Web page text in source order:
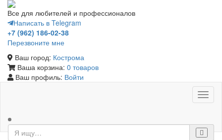
Все для любителей и профессионалов
Написать в Telegram
+7 (962) 186-02-38
Перезвоните мне
Ваш город: Кострома
Ваша корзина: 0 товаров
Ваш профиль: Войти